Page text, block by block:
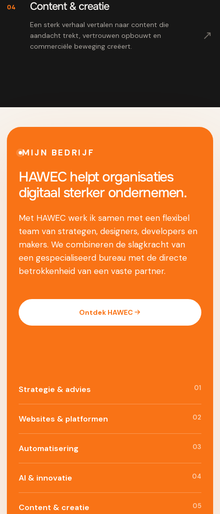
04 Content & creatie
Een sterk verhaal vertalen naar content die
aandacht trekt, vertrouwen opbouwt en
commerciële beweging creëert.
↗
MIJN BEDRIJF
HAWEC helpt organisaties
digitaal sterker ondernemen.
Met HAWEC werk ik samen met een flexibel
team van strategen, designers, developers en
makers. We combineren de slagkracht van
een gespecialiseerd bureau met de directe
betrokkenheid van een vaste partner.
Ontdek HAWEC
Strategie & advies 01
Websites & platformen 02
Automatisering 03
AI & innovatie 04
Content & creatie 05